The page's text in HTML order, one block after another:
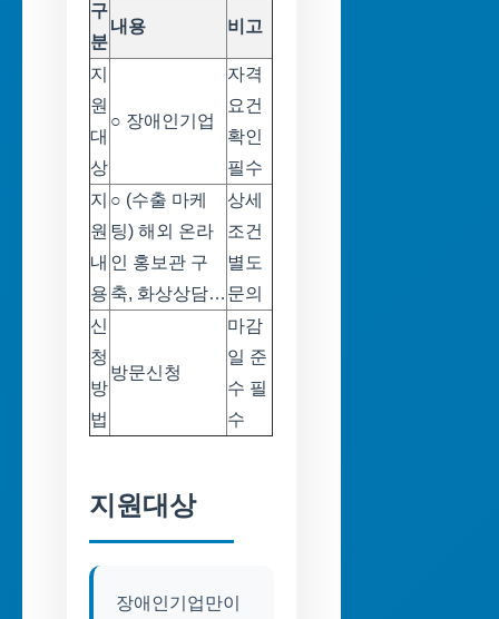
구
분
내용 비고
지
원
대
상
○ 장애인기업
자격
요건
확인
필수
지
원
내
용
○ (수출 마케
팅) 해외 온라
인 홍보관 구
축, 화상상담…
상세
조건
별도
문의
신
청
방
법
방문신청
마감
일 준
수 필
수
지원대상
장애인기업만이